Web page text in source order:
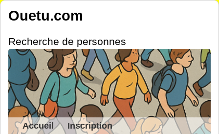
Ouetu.com
Recherche de personnes
Accueil
Inscription